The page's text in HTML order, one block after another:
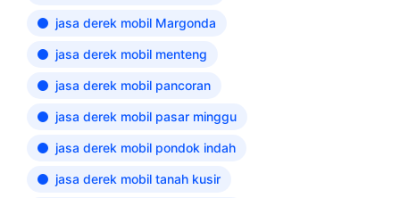
jasa derek mobil Margonda
jasa derek mobil menteng
jasa derek mobil pancoran
jasa derek mobil pasar minggu
jasa derek mobil pondok indah
jasa derek mobil tanah kusir